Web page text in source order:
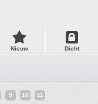
Nieuw Dicht
9 10 11